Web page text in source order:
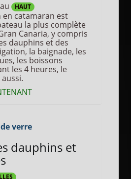
HAUT
en catamaran est
la plus complète
Canaria, y compris
dauphins et des
la baignade, les
les boissons
les 4 heures, le
verre
dauphins et